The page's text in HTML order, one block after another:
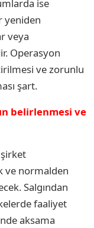
ise
yeniden
veya
Operasyon
ve zorunlu
şart.
belirlenmesi ve
ve normalden
Salgından
faaliyet
aksama